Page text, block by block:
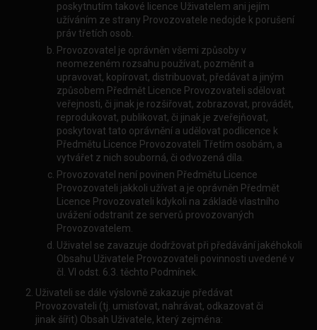
poskytnutím takové licence Uživatelem ani jejím
užíváním ze strany Provozovatele nedojde k porušení
práv třetích osob.
Provozovatel je oprávněn všemi způsoby v
neomezeném rozsahu používat, pozměnit a
upravovat, kopírovat, distribuovat, předávat a jiným
způsobem Předmět Licence Provozovateli sdělovat
veřejnosti, či jinak je rozšiřovat, zobrazovat, provádět,
reprodukovat, publikovat, či jinak je zveřejňovat,
poskytovat tato oprávnění a udělovat podlicence k
Předmětu Licence Provozovateli Třetím osobám, a
vytvářet z nich souborná, či odvozená díla.
Provozovatel není povinen Předmětu Licence
Provozovateli jakkoli užívat a je oprávněn Předmět
Licence Provozovateli kdykoli na základě vlastního
uvážení odstranit ze serverů provozovaných
Provozovatelem.
Uživatel se zavazuje dodržovat při předávání jakéhokoli
Obsahu Uživatele Provozovateli povinnosti uvedené v
čl. VI odst. 6.3. těchto Podmínek.
Uživateli se dále výslovně zakazuje předávat
Provozovateli (tj. umisťovat, nahrávat, odkazovat či
jinak šířit) Obsah Uživatele, který zejména: